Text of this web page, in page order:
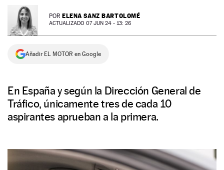
NEWSLETTER POR ELENA SANZ BARTOLOMÉ
ACTUALIZADO 07 JUN 24 - 13: 26
Añadir EL MOTOR en Google
En España y según la Dirección General de
Tráfico, únicamente tres de cada 10
aspirantes aprueban a la primera.